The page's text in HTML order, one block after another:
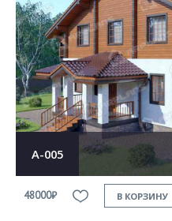
А-005
48000₽ В КОРЗИНУ